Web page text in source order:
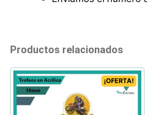
Productos relacionados
¡OFERTA!